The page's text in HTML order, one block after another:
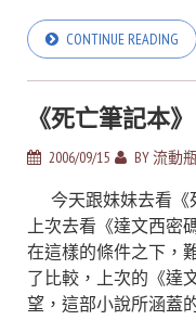
CONTINUE READING
《死亡筆記本》
2006/09/15 BY流動
今天跟妹妹去看《
上次去看《達文西密
在這樣的條件之下，
了比較，上次的《達
望，這部小說所涵蓋